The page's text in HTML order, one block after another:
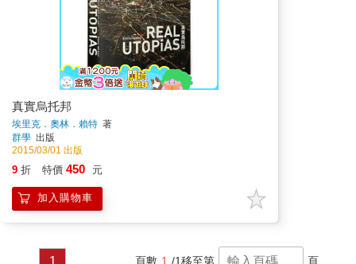
真實烏托邦
埃里克．奧林．賴特 著
群學 出版
2015/03/01 出版
9 折 特價 450 元
加入購物車
1 頁數 1 /1移至第 頁